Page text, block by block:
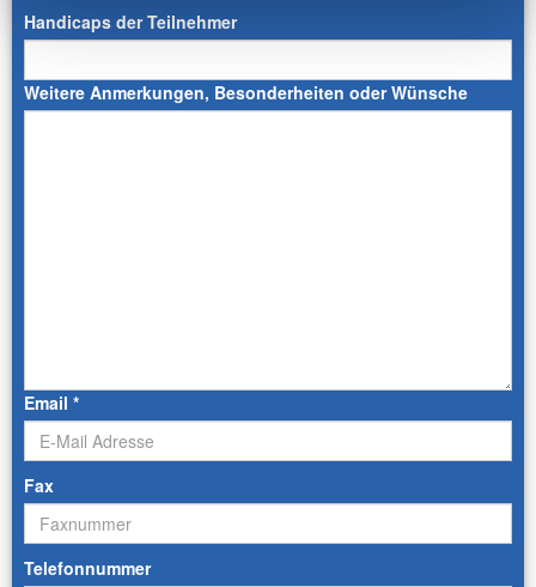
Handicaps der Teilnehmer
Weitere Anmerkungen, Besonderheiten oder Wünsche
Email *
Fax
Telefonnummer